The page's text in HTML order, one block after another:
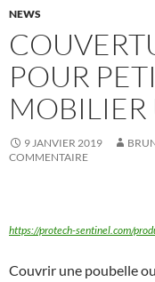
NEWS
POUR
MOBILIER
9 JANVIER 2019
COMMENTAIRE
https://protech-sentinel.com/
Couvrir une poubelle